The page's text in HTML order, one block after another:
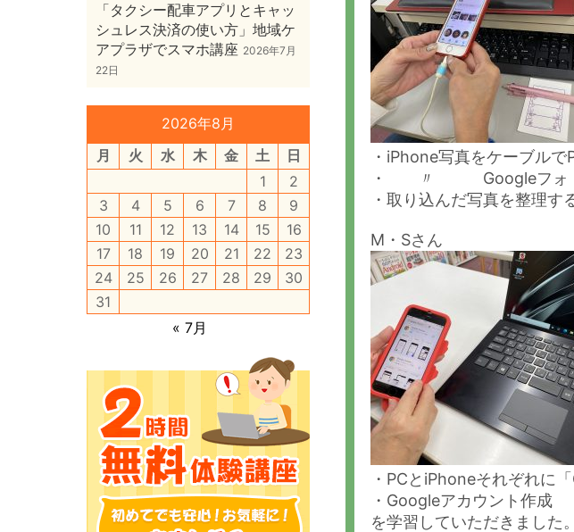
・iPhone写真をケーブル
・ 〃 Googleフォト経
・取り込んだ写真を整理す
M・Sさん
・PCとiPhoneそれぞれに
・Googleアカウント作成
を学習していただきました。
「タクシー配車アプリとキャッ
シュレス決済の使い方」地域ケ
アプラザでスマホ講座 2026年7月
22日
2026年8月
月
火 水 木 金 土
日
1
2
3
4 5 6 7 8
9
10
11 12 13 14 15
16
17
18 19 20 21 22
23
24
25 26 27 28 29
30
31
« 7月